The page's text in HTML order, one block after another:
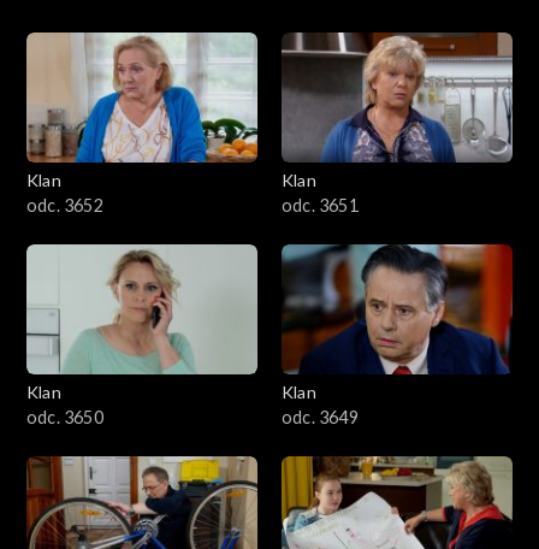
Klan
odc. 3652
Klan
odc. 3651
Klan
odc. 3650
Klan
odc. 3649